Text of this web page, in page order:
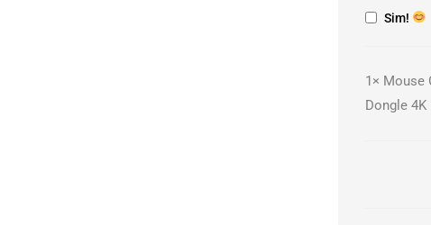
Sim!
1× Mouse
Dongle